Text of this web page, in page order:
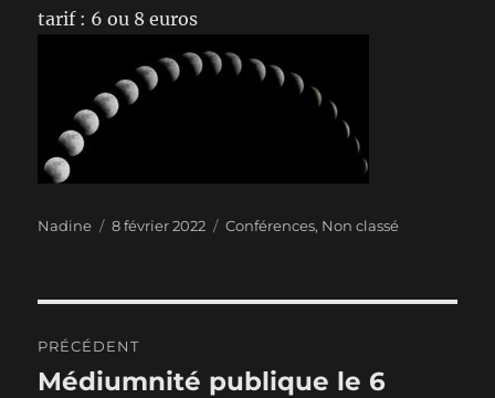
tarif : 6 ou 8 euros
Auteur
Nadine
Publié
8 février 2022 Catégories
Conférences, Non classé
de
PRÉCÉDENT
Publication
Médiumnité publique le 6